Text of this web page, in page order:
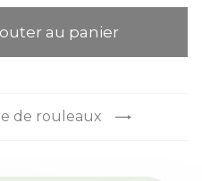
au panier
de rouleaux